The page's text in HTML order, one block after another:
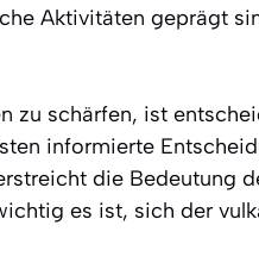
Aktivitäten geprägt
zu schärfen, ist
informierte
die Bedeutung
es ist, sich der